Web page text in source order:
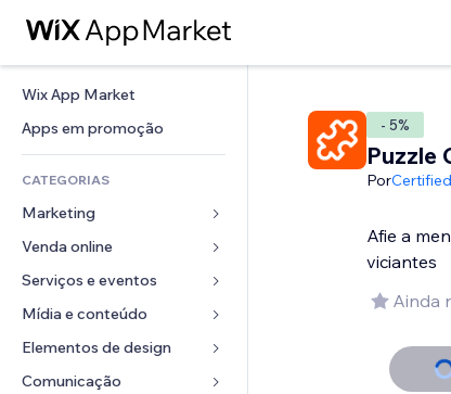
Wix App Market
Apps em promoção
CATEGORIAS
Marketing
Anúncios
Mobile
Análises
Venda online
Apps para lojas
Frete e entrega
Botões de venda
Serviços e eventos
Hotéis
Eventos
Restaurantes
Mídia e conteúdo
Galeria
Músicas
Elementos de design
Mapas e navegação
- 5%
Puzzle
Por
Afie a
viciantes
Ainda